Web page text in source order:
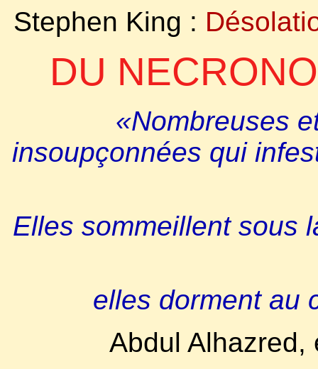
Stephen King :
DU
«Nombreuses
insoupçonnées qui
Elles sommeillent sous
elles dorment au
Abdul